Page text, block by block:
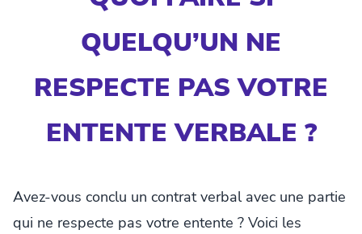
QUELQU’UN NE
RESPECTE PAS VOTRE
ENTENTE VERBALE ?
Avez-vous conclu un contrat verbal avec une partie
qui ne respecte pas votre entente ? Voici les